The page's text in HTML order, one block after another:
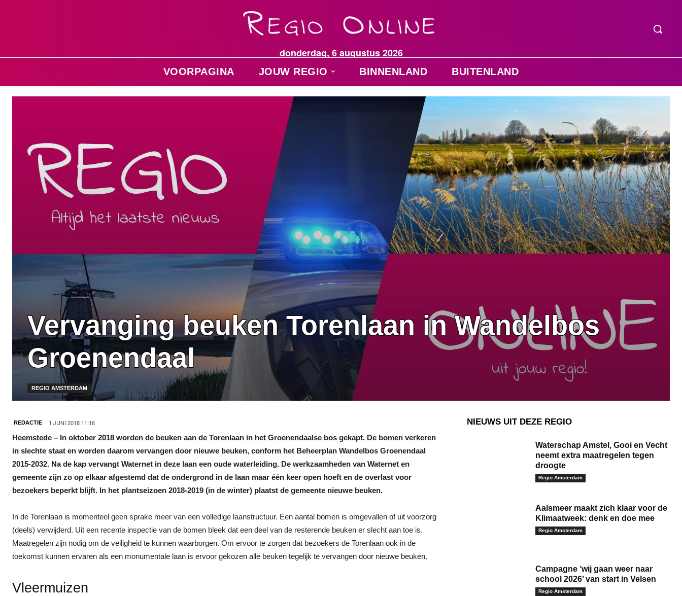
donderdag, 6 augustus 2026
VOORPAGINA JOUW REGIO BINNENLAND BUITENLAND
Vervanging beuken Torenlaan in Wandelbos
Groenendaal
REGIO AMSTERDAM
REDACTIE 1 JUNI 2018 11:16
Heemstede – In oktober 2018 worden de beuken aan de Torenlaan in het Groenendaalse bos gekapt. De bomen verkeren
in slechte staat en worden daarom vervangen door nieuwe beuken, conform het Beheerplan Wandelbos Groenendaal
2015-2032. Na de kap vervangt Waternet in deze laan een oude waterleiding. De werkzaamheden van Waternet en
gemeente zijn zo op elkaar afgestemd dat de ondergrond in de laan maar één keer open hoeft en de overlast voor
bezoekers beperkt blijft. In het plantseizoen 2018-2019 (in de winter) plaatst de gemeente nieuwe beuken.
In de Torenlaan is momenteel geen sprake meer van een volledige laanstructuur. Een aantal bomen is omgevallen of uit voorzorg
(deels) verwijderd. Uit een recente inspectie van de bomen bleek dat een deel van de resterende beuken er slecht aan toe is.
Maatregelen zijn nodig om de veiligheid te kunnen waarborgen. Om ervoor te zorgen dat bezoekers de Torenlaan ook in de
toekomst kunnen ervaren als een monumentale laan is ervoor gekozen alle beuken tegelijk te vervangen door nieuwe beuken.
Vleermuizen
NIEUWS UIT DEZE REGIO
Waterschap Amstel, Gooi en Vecht
neemt extra maatregelen tegen
droogte
Regio Amsterdam
Aalsmeer maakt zich klaar voor de
Klimaatweek: denk en doe mee
Regio Amsterdam
Campagne ‘wij gaan weer naar
school 2026’ van start in Velsen
Regio Amsterdam